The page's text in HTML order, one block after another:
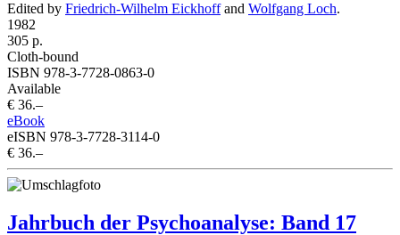
Edited by Friedrich-Wilhelm Eickhoffand Wolfgang Loch.
1982
305 p.
Cloth-bound
ISBN 978-3-7728-0863-0
Available
€ 36.–
eBook
eISBN 978-3-7728-3114-0
€ 36.–
Jahrbuch der Psychoanalyse: Band 17